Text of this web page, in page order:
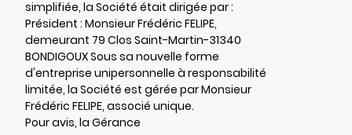
simplifiée, la Société était dirigée par :
Président : Monsieur Frédéric FELIPE,
demeurant 79 Clos Saint-Martin-31340
BONDIGOUX Sous sa nouvelle forme
d'entreprise unipersonnelle à responsabilité
limitée, la Société est gérée par Monsieur
Frédéric FELIPE, associé unique.
Pour avis, la Gérance